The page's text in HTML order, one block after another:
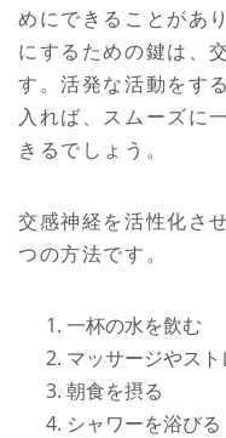
めにできることがあ
にするための鍵は、
す。活発な活動をす
入れば、スムーズに
きるでしょう。
交感神経を活性化さ
つの方法です。
一杯の水を飲む
マッサージやス
朝食を摂る
シャワーを浴びる